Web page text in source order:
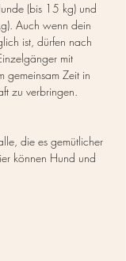
(bis 15 kg) und
Auch wenn dein
ist, dürfen nach
mit
gemeinsam Zeit in
zu verbringen.
die es gemütlicher
können Hund und